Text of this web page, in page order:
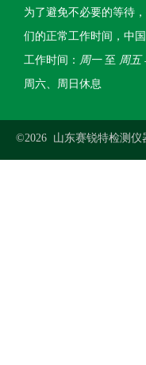
为了避免不必要的等待
们的正常工作时间，中
工作时间： 周一至 周五
周六、周日休息
©2026 山东赛锐特检测仪